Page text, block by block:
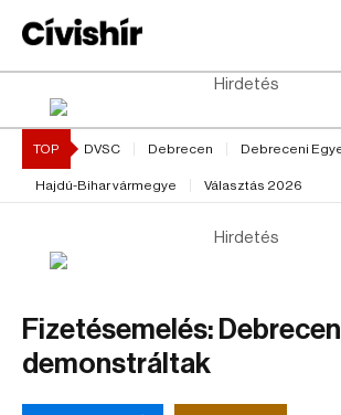
Hirdetés
TOP DVSC Debrecen Debreceni
Hajdú-Bihar vármegye Választás 2026
Hirdetés
Fizetésemelés:
demonstráltak